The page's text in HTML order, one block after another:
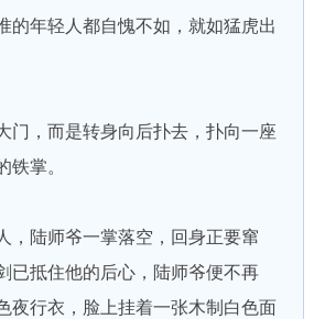
的年轻人都自愧不如，就如猛虎出
门，而是转身向后扑去，扑向一座
铁掌。
，陆师爷一掌落空，回身正要窜
已抵住他的后心，陆师爷便不再
夜行衣，脸上挂着一张木制白色面